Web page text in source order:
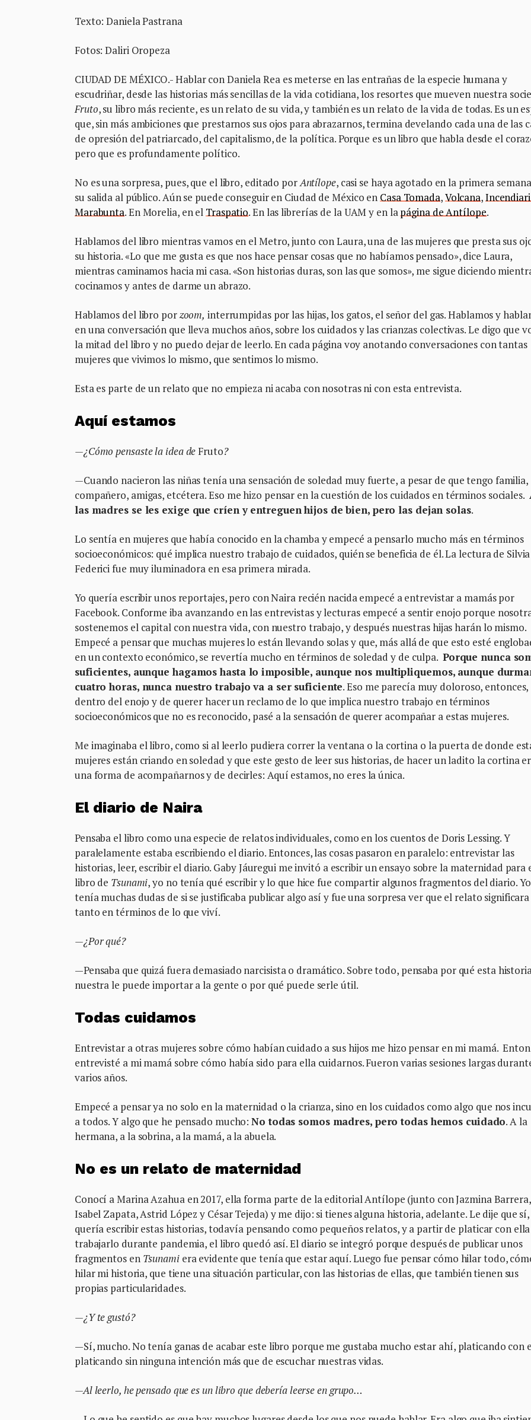
Texto: Daniela Pastrana
Fotos: Daliri Oropeza
CIUDAD DE MÉXICO.- Hablar con Daniela Rea es meterse en las entrañas de la especie humana y
escudriñar, desde las historias más sencillas de la vida cotidiana, los resortes que mueven nuestra
Fruto, su libro más reciente, es un relato de su vida, y también es un relato de la vida de todas. Es un
que, sin más ambiciones que prestarnos sus ojos para abrazarnos, termina develando cada una de las
de opresión del patriarcado, del capitalismo, de la política. Porque es un libro que habla desde el
pero que es profundamente político.
No es una sorpresa, pues, que el libro, editado porAntílope, casi se haya agotado en la primera
su salida al público. Aún se puede conseguir en Ciudad de México enCasa Tomada,Volcana,
Marabunta. En Morelia, en elTraspatio. En las librerías de la UAM y en lapágina de Antílope.
Hablamos del libro mientras vamos en el Metro, junto con Laura, una de las mujeres que presta sus
su historia. «Lo que me gusta es que nos hace pensar cosas que no habíamos pensado», dice Laura,
mientras caminamos hacia mi casa. «Son historias duras, son las que somos», me sigue diciendo
cocinamos y antes de darme un abrazo.
Hablamos del libro porzoom, interrumpidas por las hijas, los gatos, el señor del gas. Hablamos y
en una conversación que lleva muchos años, sobre los cuidados y las crianzas colectivas. Le digo que
la mitad del libro y no puedo dejar de leerlo. En cada página voy anotando conversaciones con tantas
mujeres que vivimos lo mismo, que sentimos lo mismo.
Esta es parte de un relato que no empieza ni acaba con nosotras ni con esta entrevista.
Aquí estamos
—¿Cómo pensaste la idea deFruto?
—Cuando nacieron las niñas tenía una sensación de soledad muy fuerte, a pesar de que tengo familia,
compañero, amigas, etcétera. Eso me hizo pensar en la cuestión de los cuidados en términos sociales.
las madres se les exige que críen y entreguen hijos de bien, pero las dejan solas.
Lo sentía en mujeres que había conocido en la chamba y empecé a pensarlo mucho más en términos
socioeconómicos: qué implica nuestro trabajo de cuidados, quién se beneficia de él. La lectura de Silvia
Federici fue muy iluminadora en esa primera mirada.
Yo quería escribir unos reportajes, pero con Naira recién nacida empecé a entrevistar a mamás por
Facebook. Conforme iba avanzando en las entrevistas y lecturas empecé a sentir enojo porque
sostenemos el capital con nuestra vida, con nuestro trabajo, y después nuestras hijas harán lo mismo.
Empecé a pensar que muchas mujeres lo están llevando solas y que, más allá de que esto esté
en un contexto económico, se revertía mucho en términos de soledad y de culpa. Porque nunca
suficientes, aunque hagamos hasta lo imposible, aunque nos multipliquemos, aunque
cuatro horas, nunca nuestro trabajo va a ser suficiente. Eso me parecía muy doloroso, entonces,
dentro del enojo y de querer hacer un reclamo de lo que implica nuestro trabajo en términos
socioeconómicos que no es reconocido, pasé a la sensación de querer acompañar a estas mujeres.
Me imaginaba el libro, como si al leerlo pudiera correr la ventana o la cortina o la puerta de donde
mujeres están criando en soledad y que este gesto de leer sus historias, de hacer un ladito la cortina
una forma de acompañarnos y de decirles: Aquí estamos, no eres la única.
El diario de Naira
Pensaba el libro como una especie de relatos individuales, como en los cuentos de Doris Lessing. Y
paralelamente estaba escribiendo el diario. Entonces, las cosas pasaron en paralelo: entrevistar las
historias, leer, escribir el diario. Gaby Jáuregui me invitó a escribir un ensayo sobre la maternidad para
libro de Tsunami, yo no tenía qué escribir y lo que hice fue compartir algunos fragmentos del diario. Yo
tenía muchas dudas de si se justificaba publicar algo así y fue una sorpresa ver que el relato significara
tanto en términos de lo que viví.
—¿Por qué?
—Pensaba que quizá fuera demasiado narcisista o dramático. Sobre todo, pensaba por qué esta
nuestra le puede importar a la gente o por qué puede serle útil.
Todas cuidamos
Entrevistar a otras mujeres sobre cómo habían cuidado a sus hijos me hizo pensar en mi mamá.
entrevisté a mi mamá sobre cómo había sido para ella cuidarnos. Fueron varias sesiones largas
varios años.
Empecé a pensar ya no solo en la maternidad o la crianza, sino en los cuidados como algo que nos
a todos. Y algo que he pensado mucho:No todas somos madres, pero todas hemos cuidado. A la
hermana, a la sobrina, a la mamá, a la abuela.
No es un relato de maternidad
Conocí a Marina Azahua en 2017, ella forma parte de la editorial Antílope (junto con Jazmina Barrera,
Isabel Zapata, Astrid López y César Tejeda) y me dijo: si tienes alguna historia, adelante. Le dije que
quería escribir estas historias, todavía pensando como pequeños relatos, y a partir de platicar con
trabajarlo durante pandemia, el libro quedó así. El diario se integró porque después de publicar unos
fragmentos en Tsunamiera evidente que tenía que estar aquí. Luego fue pensar cómo hilar todo,
hilar mi historia, que tiene una situación particular, con las historias de ellas, que también tienen sus
propias particularidades.
—¿Y te gustó?
—Sí, mucho. No tenía ganas de acabar este libro porque me gustaba mucho estar ahí, platicando con
platicando sin ninguna intención más que de escuchar nuestras vidas.
—Al leerlo, he pensado que es un libro que debería leerse en grupo…